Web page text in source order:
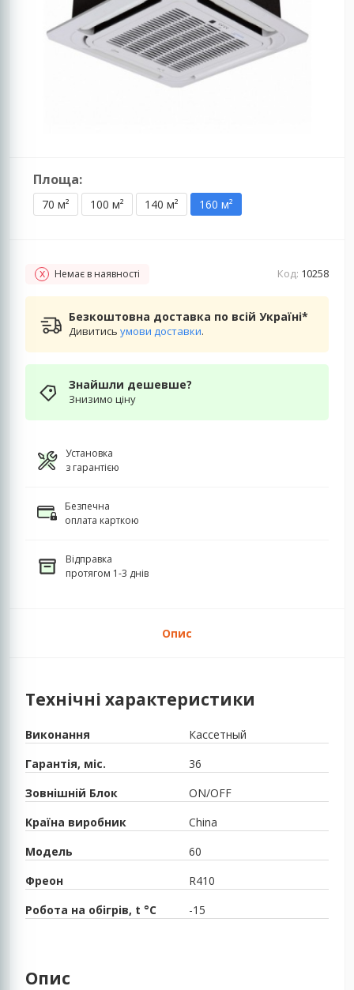
Площа:
70 м² 100 м² 140 м² 160 м²
Немає в наявності Код: 10258
Безкоштовна доставка по всій Україні*
Дивитисьумови доставки.
Знайшли дешевше?
Знизимо ціну
Установка
з гарантією
Безпечна
оплата карткою
Відправка
протягом 1-3 днів
Опис
Технічні характеристики
Виконання
Кассетный
Гарантія, міс.
36
Зовнішній Блок
ON/OFF
Країна виробник
China
Модель
60
Фреон
R410
Робота на обігрів, t °C
-15
Опис